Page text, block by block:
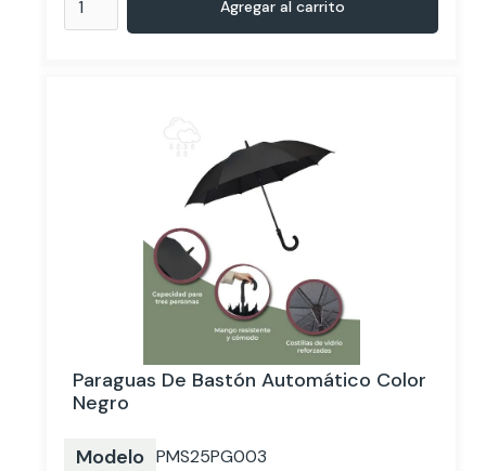
Paraguas De Bastón Automático Color
Negro
Modelo PMS25PG003